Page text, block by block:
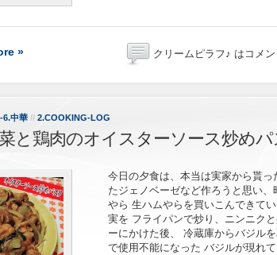
» クリームピラフ♪ は コメ
6.中華 // 2.COOKING-LOG
と鶏肉のオイスターソース炒めパ
今日の夕食は、本当は実家から貰っ
たジェノベーゼなど作ろうと思い
やら 生ハムやらを買いこんできて
実を フライパンで炒り、ニンニク
ーにかけた後、 冷蔵庫からバジル
で使用不能になった バジルが現れ